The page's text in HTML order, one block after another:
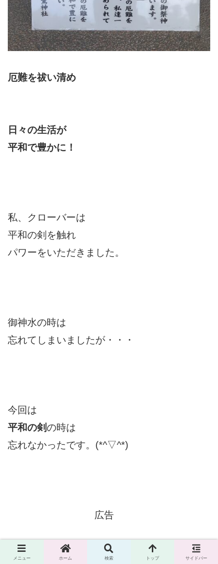
厄難を祓い清め
日々の生活が
平和で豊かに！
私、クローバーは
平和の剣を触れ
パワーをいただきました。
御神水の時は
忘れてしまいましたが・・・
今回は
平和の剣の時は
忘れなかったです。(*^▽^*)
広告
メニュー ホーム 検索 トップ サイドバー